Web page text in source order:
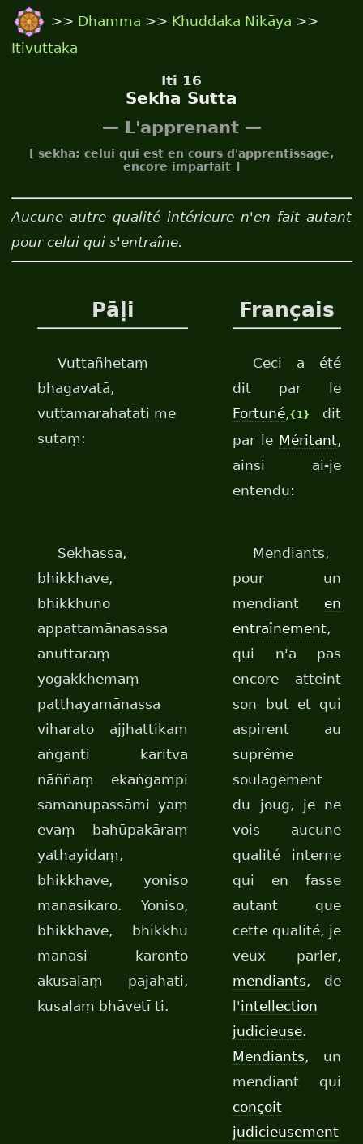
>> Dhamma >> Khuddaka Nikāya >>
Itivuttaka
Iti 16
Sekha Sutta
— L'apprenant —
[ sekha: celui qui est en cours d'apprentissage,
encore imparfait ]
Aucune autre qualité intérieure n'en fait autant
pour celui qui s'entraîne.
Pāḷi
Vuttañhetaṃ
bhagavatā,
vuttamarahatāti me
sutaṃ:
Français
Ceci a été
dit par le
Fortuné,{1}
dit
par le Méritant,
ainsi ai-je
entendu:
Sekhassa,
bhikkhave,
bhikkhuno
appattamānasassa
anuttaraṃ
yogakkhemaṃ
patthayamānassa
viharato ajjhattikaṃ
aṅganti karitvā
nāññaṃ ekaṅgampi
samanupassāmi yaṃ
evaṃ bahūpakāraṃ
yathayidaṃ,
bhikkhave, yoniso
manasikāro. Yoniso,
bhikkhave, bhikkhu
manasi karonto
akusalaṃ pajahati,
kusalaṃ bhāvetī ti.
Mendiants,
pour un
mendiant en
entraînement,
qui n'a pas
encore atteint
son but et qui
aspirent au
suprême
soulagement
du joug, je ne
vois aucune
qualité interne
qui en fasse
autant que
cette qualité, je
veux parler,
mendiants, de
l'intellection
judicieuse.
Mendiants, un
mendiant qui
conçoit
judicieusement